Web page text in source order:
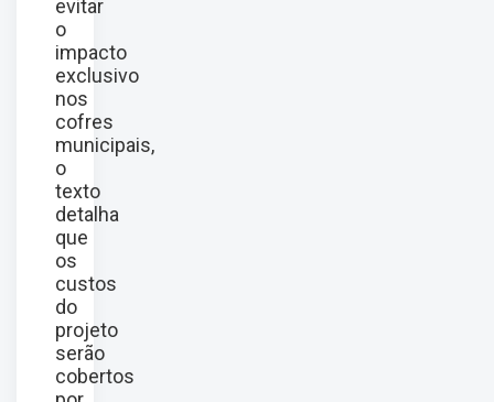
evitar
o
impacto
exclusivo
nos
cofres
municipais,
o
texto
detalha
que
os
custos
do
projeto
serão
cobertos